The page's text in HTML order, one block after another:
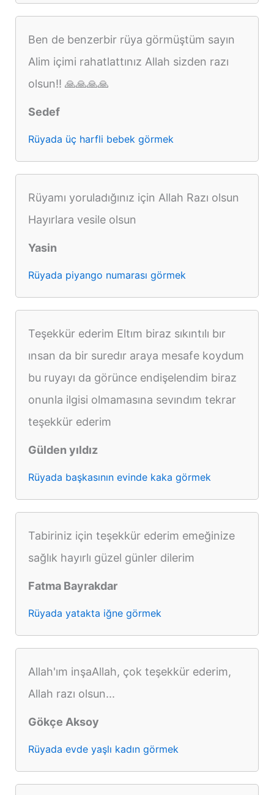
Ben de benzerbir rüya görmüştüm sayın
Alim içimi rahatlattınız Allah sizden razı
olsun!! 🙏🙏🙏🙏
Sedef
Rüyada üç harfli bebek görmek
Rüyamı yoruladığınız için Allah Razı olsun
Hayırlara vesile olsun
Yasin
Rüyada piyango numarası görmek
Teşekkür ederim Eltım biraz sıkıntılı bır
ınsan da bir suredır araya mesafe koydum
bu ruyayı da görünce endişelendim biraz
onunla ilgisi olmamasına sevındım tekrar
teşekkür ederim
Gülden yıldız
Rüyada başkasının evinde kaka görmek
Tabiriniz için teşekkür ederim emeğinize
sağlık hayırlı güzel günler dilerim
Fatma Bayrakdar
Rüyada yatakta iğne görmek
Allah'ım inşaAllah, çok teşekkür ederim,
Allah razı olsun...
Gökçe Aksoy
Rüyada evde yaşlı kadın görmek